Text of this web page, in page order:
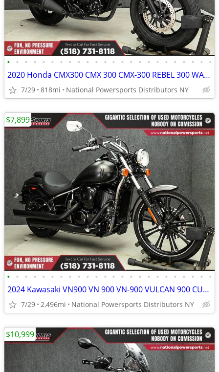
• • • • • • • • • • • • • • • • • • • • • • • •
2020 Honda CMX300 CMX 300 CMX-300 REBEL 300 WABS
7/29 818mi National Powersports Distributors NY
• • • • • • • • • • • • • • • • • • • • • • • •
2024 Kawasaki VN900 VN 900 VN-900 VULCAN 900 CUSTOM
7/29 2,496mi National Powersports Distributors NY
$7,899
$10,999